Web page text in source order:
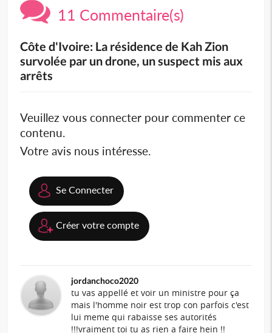
11 Commentaire(s)
Côte d'Ivoire: La résidence de Kah Zion
survolée par un drone, un suspect mis aux
arrêts
Veuillez vous connecter pour commenter ce
contenu.
Votre avis nous intéresse.
Se Connecter
Créer votre compte
jordanchoco2020
tu vas appellé et voir un ministre pour ça
mais l'homme noir est trop con parfois c'est
lui meme qui rabaisse ses autorités
!!!vraiment toi tu as rien a faire hein !!